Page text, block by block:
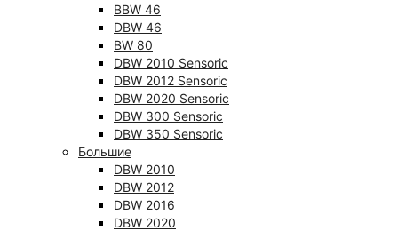
BBW 46
DBW 46
BW 80
DBW 2010 Sensoric
DBW 2012 Sensoric
DBW 2020 Sensoric
DBW 300 Sensoric
DBW 350 Sensoric
Большие
DBW 2010
DBW 2012
DBW 2016
DBW 2020